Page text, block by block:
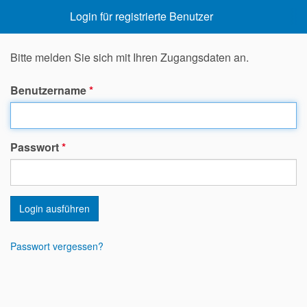
Login für registrierte Benutzer
Bitte melden Sie sich mit Ihren Zugangsdaten an.
Benutzername*
Passwort*
Login ausführen
Passwort vergessen?